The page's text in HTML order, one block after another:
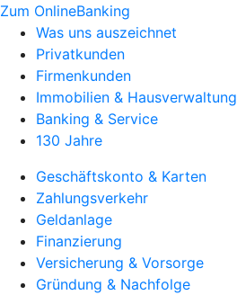
Zum OnlineBanking
Was uns auszeichnet
Privatkunden
Firmenkunden
Immobilien & Hausverwaltung
Banking & Service
130 Jahre
Geschäftskonto & Karten
Zahlungsverkehr
Geldanlage
Finanzierung
Versicherung & Vorsorge
Gründung & Nachfolge